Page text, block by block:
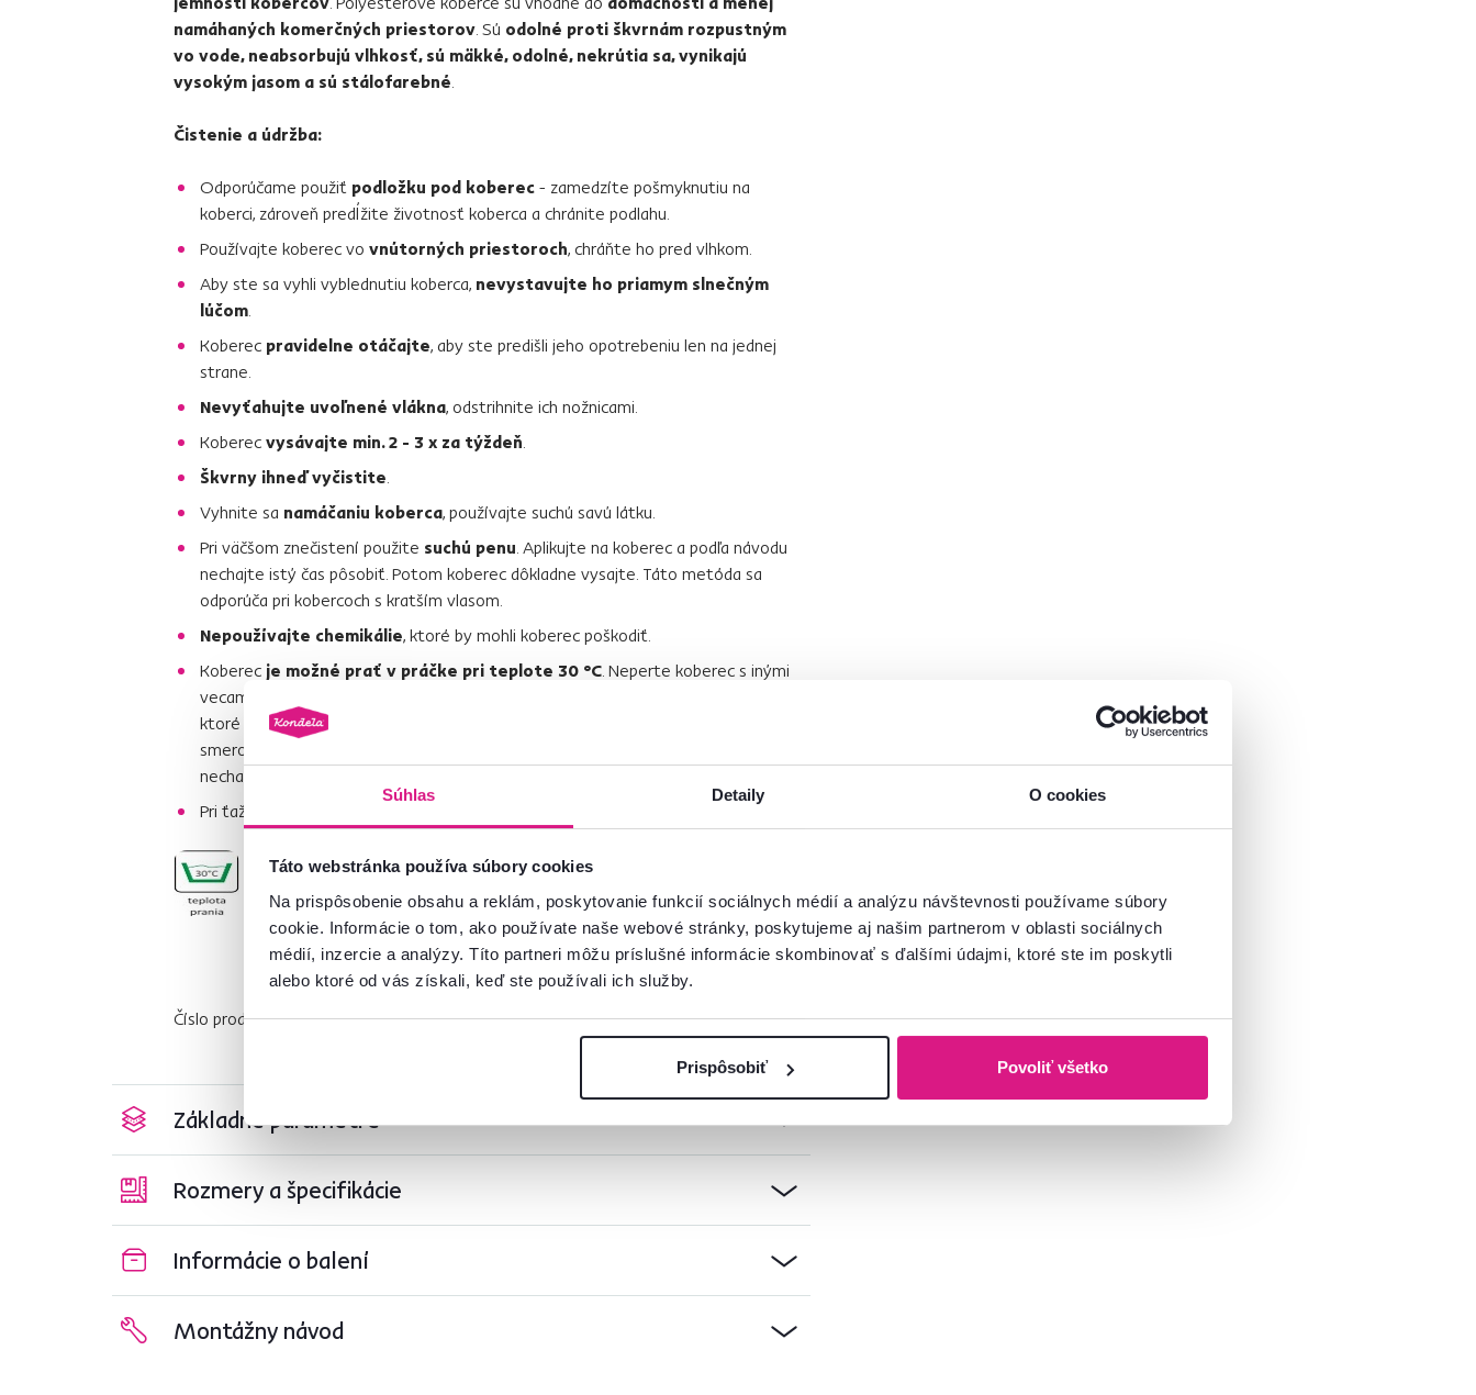
Súhlas Detaily O cookies
Táto webstránka používa súbory cookies
Na prispôsobenie obsahu a reklám, poskytovanie funkcií sociálnych médií a analýzu návštevnosti používame súbory
cookie. Informácie o tom, ako používate naše webové stránky, poskytujeme aj našim partnerom v oblasti sociálnych
médií, inzercie a analýzy. Títo partneri môžu príslušné informácie skombinovať s ďalšími údajmi, ktoré ste im poskytli
alebo ktoré od vás získali, keď ste používali ich služby.
Prispôsobiť Povoliť všetko
namáhaných komerčných priestorov . Sú odolné proti škvrnám rozpustným
vo vode, neabsorbujú vlhkosť, sú mäkké, odolné, nekrútia sa, vynikajú
vysokým jasom a sú stálofarebné
Čistenie a údržba:
Odporúčame použiť podložku pod koberec - zamedzíte pošmyknutiu na
koberci, zároveň predĺžite životnosť koberca a chránite podlahu.
Používajte koberec vo vnútorných priestoroch, chráňte ho pred vlhkom.
Aby ste sa vyhli vyblednutiu koberca, nevystavujte ho priamym slnečným
lúčom
Koberec pravidelne otáčajte, aby ste predišli jeho opotrebeniu len na jednej
strane.
Nevyťahujte uvoľnené vlákna, odstrihnite ich nožnicami.
Koberec vysávajte min. 2 - 3 x za týždeň
Škvrny ihneď vyčistite
Vyhnite sa namáčaniu koberca, používajte suchú savú látku.
Pri väčšom znečistení použite suchú penu . Aplikujte na koberec a podľa návodu
nechajte istý čas pôsobiť. Potom koberec dôkladne vysajte. Táto metóda sa
odporúča pri kobercoch s kratším vlasom.
Nepoužívajte chemikálie, ktoré by mohli koberec poškodiť.
Koberec je možné prať v práčke pri teplote 30 °C . Neperte koberec s inými
vecami či oblečením. Uistite sa, že v práčke netrčia rôzne háčiky či iné predmety,
ktoré by koberec poškodili. Po vypraní koberec prejdite jemnou kefou jedným
smerom, nechajte vysušiť. Potom prejdite kefou druhým smerom a opäť
nechajte vysušiť.
Pri ťažko odstrániteľných škvrnách odporúčame
Číslo produktu : 0000194091
Základné parametre
Rozmery a špecifikácie
Informácie o balení
Montážny návod